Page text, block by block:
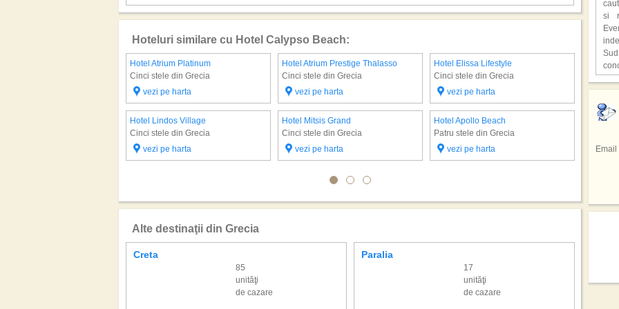
Hoteluri similare cu Hotel Calypso Beach:
Hotel Atrium Platinum
Cinci stele din Grecia
vezi pe harta
Hotel Atrium Prestige Thalasso
Cinci stele din Grecia
vezi pe harta
Hotel Elissa Lifestyle
Cinci stele din Grecia
vezi pe harta
Hotel Lindos Village
Cinci stele din Grecia
vezi pe harta
Hotel Mitsis Grand
Cinci stele din Grecia
vezi pe harta
Hotel Apollo Beach
Patru stele din Grecia
vezi pe harta
Hotel
Patru
vezi
Hotel
vezi
Alte destinaţii din Grecia
Creta
85
unităţi
de cazare
Paralia
17
unităţi
de cazare
o
si
In
Email